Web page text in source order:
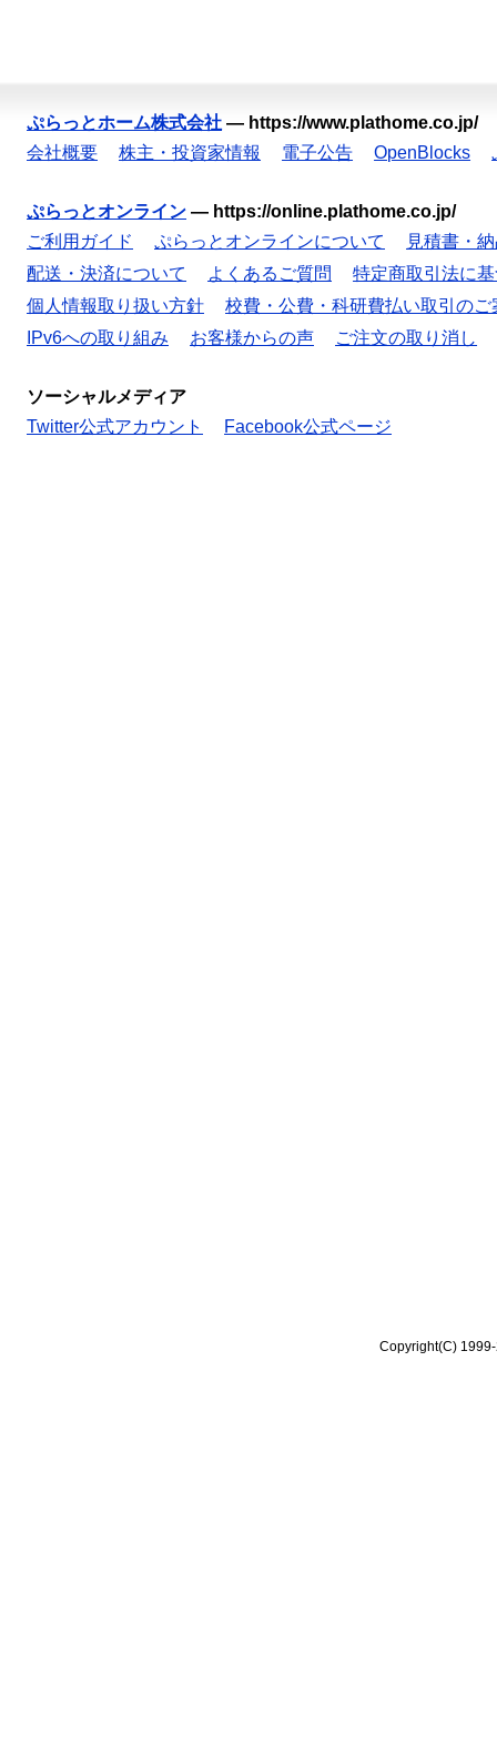
ぷらっとホーム株式会社 — https://www.plathome.co.jp/
会社概要
株主・投資家情報 電子公告 OpenBlocks
ぷらっとオンライン — https://online.plathome.co.jp/
ご利用ガイド
ぷらっとオンラインについて
見積書・
配送・決済について
よくあるご質問
特定商取引法に
個人情報取り扱い方針
校費・公費・科研費払い取引のご
IPv6への取り組み
お客様からの声 ご注文の取り消し
ソーシャルメディア
Twitter公式アカウント
Facebook公式ページ
Copyright(C)